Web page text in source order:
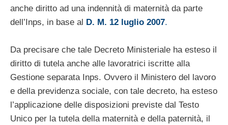
anche diritto ad una indennità di maternità da parte
dell’Inps, in base al D. M. 12 luglio 2007.
Da precisare che tale Decreto Ministeriale ha esteso il
diritto di tutela anche alle lavoratrici iscritte alla
Gestione separata Inps. Ovvero il Ministero del lavoro
e della previdenza sociale, con tale decreto, ha esteso
l’applicazione delle disposizioni previste dal Testo
Unico per la tutela della maternità e della paternità, il